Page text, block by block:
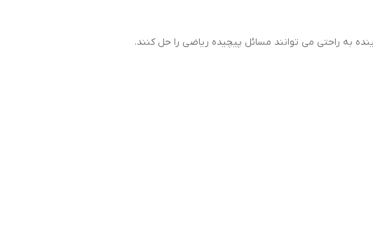
به راحتی می توانند مسائل پیچیده ریاضی را حل کنند.